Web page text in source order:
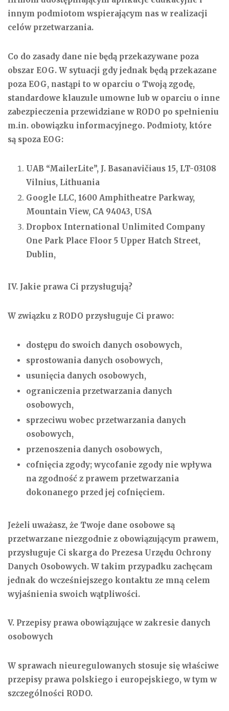
innym podmiotom wspierającym nas w realizacji
celów przetwarzania.
Co do zasady dane nie będą przekazywane poza
obszar EOG. W sytuacji gdy jednak będą przekazane
poza EOG, nastąpi to w oparciu o Twoją zgodę,
standardowe klauzule umowne lub w oparciu o inne
zabezpieczenia przewidziane w RODO po spełnieniu
m.in. obowiązku informacyjnego. Podmioty, które
są spoza EOG:
UAB “MailerLite”, J. Basanavičiaus 15, LT-03108
Vilnius, Lithuania
Google LLC, 1600 Amphitheatre Parkway,
Mountain View, CA 94043, USA
Dropbox International Unlimited Company
One Park Place Floor 5 Upper Hatch Street,
Dublin,
IV. Jakie prawa Ci przysługują?
W związku z RODO przysługuje Ci prawo:
dostępu do swoich danych osobowych,
sprostowania danych osobowych,
usunięcia danych osobowych,
ograniczenia przetwarzania danych
osobowych,
sprzeciwu wobec przetwarzania danych
osobowych,
przenoszenia danych osobowych,
cofnięcia zgody; wycofanie zgody nie wpływa
na zgodność z prawem przetwarzania
dokonanego przed jej cofnięciem.
Jeżeli uważasz, że Twoje dane osobowe są
przetwarzane niezgodnie z obowiązującym prawem,
przysługuje Ci skarga do Prezesa Urzędu Ochrony
Danych Osobowych. W takim przypadku zachęcam
jednak do wcześniejszego kontaktu ze mną celem
wyjaśnienia swoich wątpliwości.
V. Przepisy prawa obowiązujące w zakresie danych
osobowych
W sprawach nieuregulowanych stosuje się właściwe
przepisy prawa polskiego i europejskiego, w tym w
szczególności RODO.